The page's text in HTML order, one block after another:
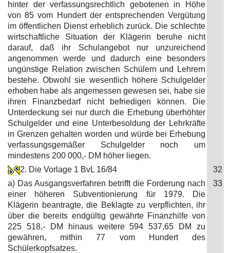
hinter der verfassungsrechtlich gebotenen in Höhe
von 85 vom Hundert der entsprechenden Vergütung
im öffentlichen Dienst erheblich zurück. Die schlechte
wirtschaftliche Situation der Klägerin beruhe nicht
darauf, daß ihr Schulangebot nur unzureichend
angenommen werde und dadurch eine besonders
ungünstige Relation zwischen Schülern und Lehrern
bestehe. Obwohl sie wesentlich höhere Schulgelder
erhoben habe als angemessen gewesen sei, habe sie
ihren Finanzbedarf nicht befriedigen können. Die
Unterdeckung sei nur durch die Erhebung überhöhter
Schulgelder und eine Unterbesoldung der Lehrkräfte
in Grenzen gehalten worden und würde bei Erhebung
verfassungsgemäßer Schulgelder noch um
mindestens 200 000,- DM höher liegen.
2. Die Vorlage 1 BvL 16/84
32
a) Das Ausgangsverfahren betrifft die Forderung nach
einer höheren Subventionierung für 1979. Die
Klägerin beantragte, die Beklagte zu verpflichten, ihr
über die bereits endgültig gewährte Finanzhilfe von
225 518,- DM hinaus weitere 594 537,65 DM zu
gewähren, mithin 77 vom Hundert des
Schülerkopfsatzes.
33